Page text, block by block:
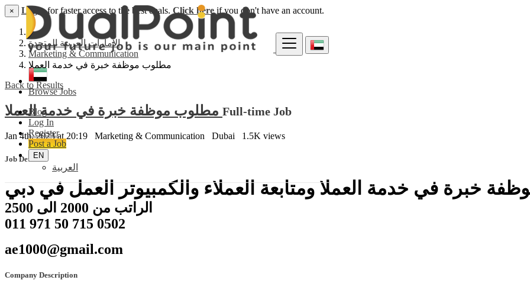
Browse Jobs
Blog
Log In
Register
Post a Job
EN
العربية
× Loginfor faster access to the best deals. Click hereif you don't have an account.
الامارات العربية المتحدة
Marketing & Communication
مطلوب موظفة خبرة في خدمة العملا
Back to Results
Full-time Job
Jan 4th, 2023 at 20:19 Marketing & Communication Dubai 1.5K views
Job Details
خبرة في خدمة العملا ومتابعة العملاء والكمبيوتر العمل في دبي
الراتب من 2000 الى 2500
011 971 50 715 0502
ae1000@gmail.com
Company Description